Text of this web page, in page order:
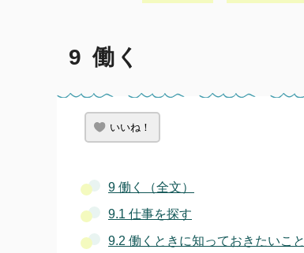
9 働く
いいね！
9 働く（全文）
9.1 仕事を探す
9.2 働くときに知っておきたいこと